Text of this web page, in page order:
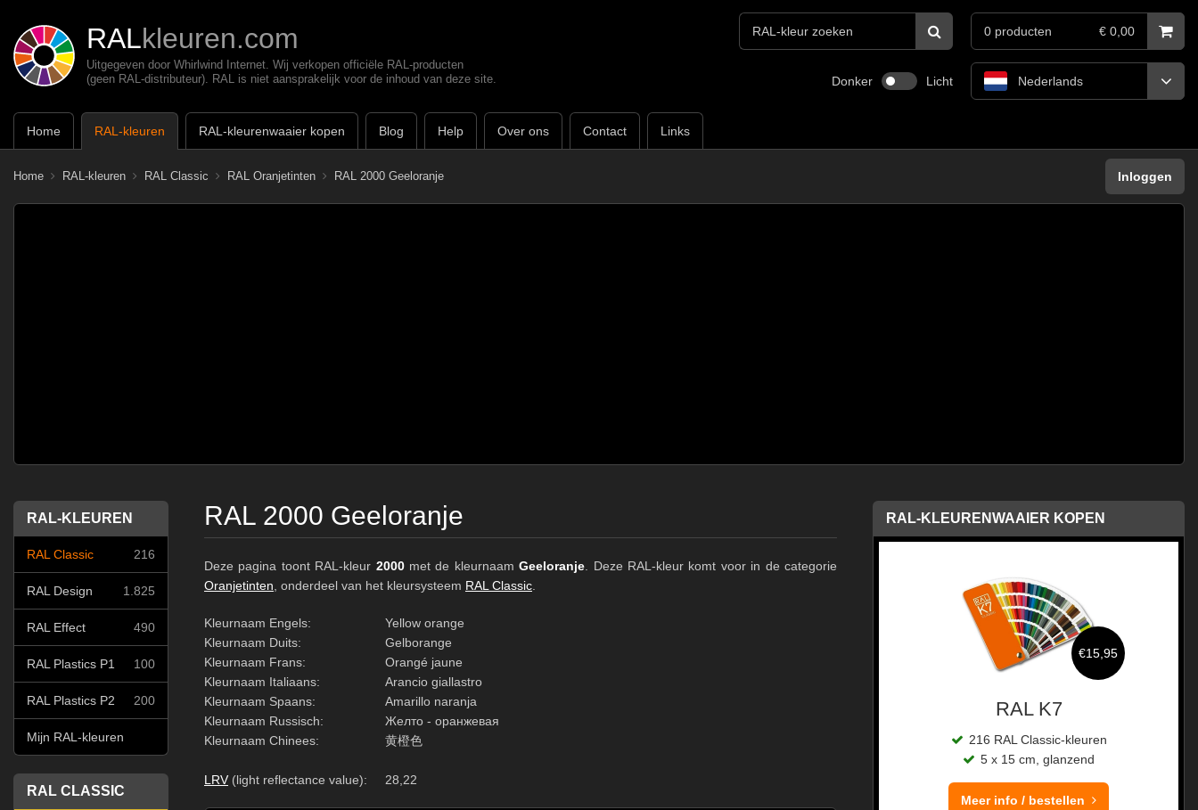
RALkleuren.com
Uitgegeven door Whirlwind Internet. Wij verkopen officiële RAL-producten
(geen RAL-distributeur). RAL is niet aansprakelijk voor de inhoud van deze site.
Donker Licht
Home RAL-kleuren RAL-kleurenwaaier kopen Blog Help Over ons Contact Links
Nederlands
0 producten € 0,00
Home RAL-kleuren RAL Classic RAL Oranjetinten RAL 2000 Geeloranje Inloggen
RAL-KLEUREN
RAL Classic 216
RAL Design 1.825
RAL Effect 490
RAL Plastics P1 100
RAL Plastics P2 200
Mijn RAL-kleuren
RAL CLASSIC
RAL 2000 Geeloranje
Deze pagina toont RAL-kleur 2000met de kleurnaamGeeloranje . Deze RAL-kleur komt voor in de categorie
Oranjetinten , onderdeel van het kleursysteem RAL Classic
Kleurnaam Engels:
Yellow orange
Kleurnaam Duits:
Gelborange
Kleurnaam Frans:
Orangé jaune
Kleurnaam Italiaans:
Arancio giallastro
Kleurnaam Spaans:
Amarillo naranja
Kleurnaam Russisch:
Желто - оранжевая
Kleurnaam Chinees:
黄橙色
LRV (light reflectance value): 28,22
RAL-KLEURENWAAIER KOPEN
€15,95
RAL K7
216 RAL Classic-kleuren
5 x 15 cm, glanzend
Meer info / bestellen